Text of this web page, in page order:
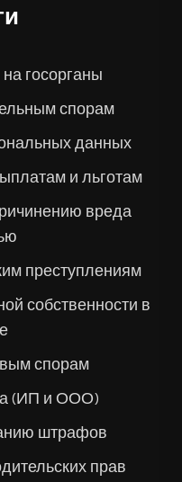
госорганы
спорам
данных
и льготам
вреда
преступлениям
собственности в
спорам
(ИП и ООО)
штрафов
прав